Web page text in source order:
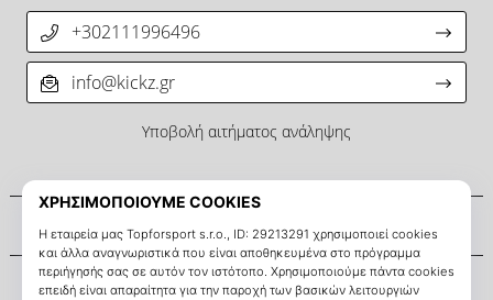
Σχετικά μ' εμάς
Εξυπηρέτηση πελατών
+302111996496
info@kickz.gr
Υποβολή αιτήματος ανάληψης